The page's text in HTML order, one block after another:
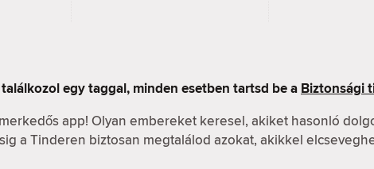
egy taggal, minden esetben tartsd be a Biztonsági
app! Olyan embereket keresel, akiket hasonló
a Tinderen biztosan megtalálod azokat, akikkel